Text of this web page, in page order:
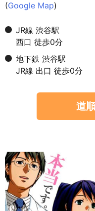
(Google Map)
JR線 渋谷駅
西口 徒歩0分
地下鉄 渋谷駅
JR線 出口 徒歩0分
道